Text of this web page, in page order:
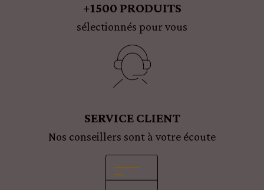
+1500 PRODUITS
sélectionnés pour vous
SERVICE CLIENT
Nos conseillers sont à votre écoute